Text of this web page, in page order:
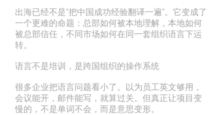
出海已经不是“把中国成功经验翻译一遍”。它变成了
一个更难的命题：总部如何被本地理解，本地如何
被总部信任，不同市场如何在同一套组织语言下运
转。
语言不是培训，是跨国组织的操作系统
很多企业把语言问题看小了。以为员工英文够用，
会议能开，邮件能写，就算过关。但真正让项目变
慢的，不是单词不会，而是意思变形。